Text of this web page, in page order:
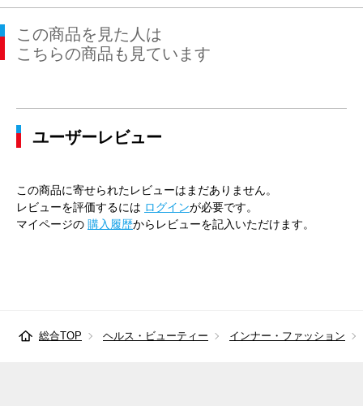
この商品を見た人は
こちらの商品も見ています
ユーザーレビュー
この商品に寄せられたレビューはまだありません。
レビューを評価するには ログインが必要です。
マイページの 購入履歴からレビューを記入いただけます。
総合TOP ヘルス・ビューティー インナー・ファッション